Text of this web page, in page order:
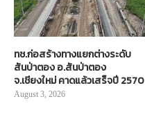
ทช.ก่อสร้างทางแยกต่างระดับ
สันป่าตอง อ.สันป่าตอง
จ.เชียงใหม่ คาดแล้วเสร็จปี 2570
August 3, 2026